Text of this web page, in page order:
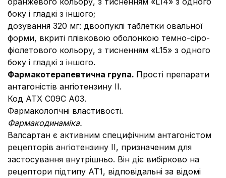
боку і гладкі з іншого;
дозування 320 мг: двоопуклі таблетки овальної
форми, вкриті плівковою оболонкою темно-сіро-
фіолетового кольору, з тисненням «L15» з одного
боку і гладкі з іншого.
Фармакотерапевтична група. Прості препарати
антагоністів ангіотензину ІІ.
Код АТХ С09С А03.
Фармакологічні властивості.
Фармакодинаміка.
Валсартан є активним специфічним антагоністом
рецепторів ангіотензину ІІ, призначеним для
застосування внутрішньо. Він діє вибірково на
рецептори підтипу АТ1, відповідальні за відомі